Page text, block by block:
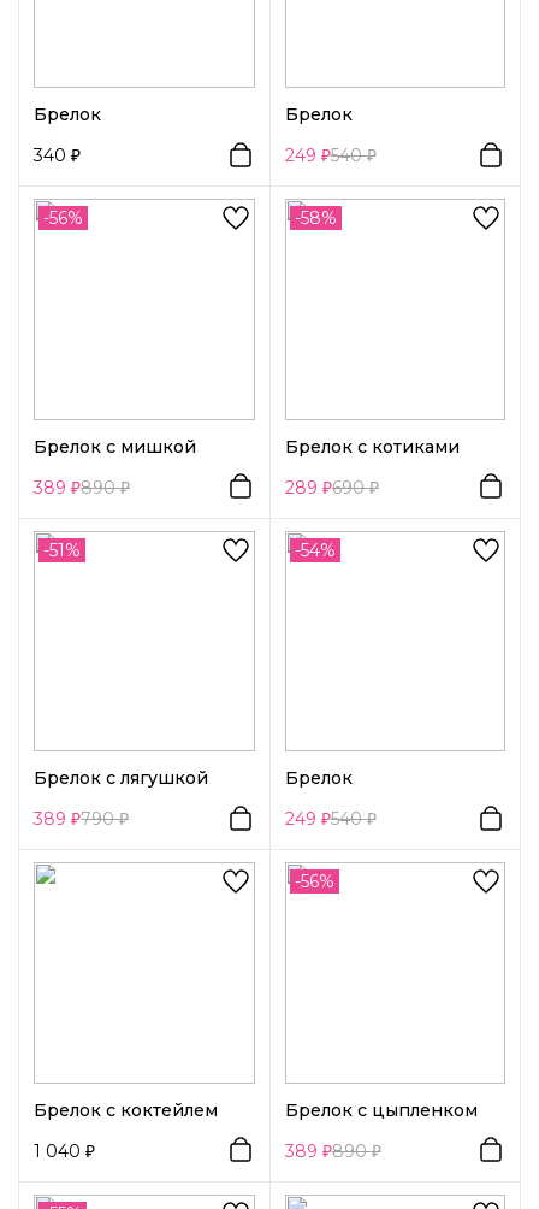
Брелок
340
Брелок
249
540
-56%
Брелок с мишкой
389
890
-58%
Брелок с котиками
289
690
-51%
Брелок с лягушкой
389
790
-54%
Брелок
249
540
Брелок с коктейлем
1 040
-56%
Брелок с цыпленком
389
890